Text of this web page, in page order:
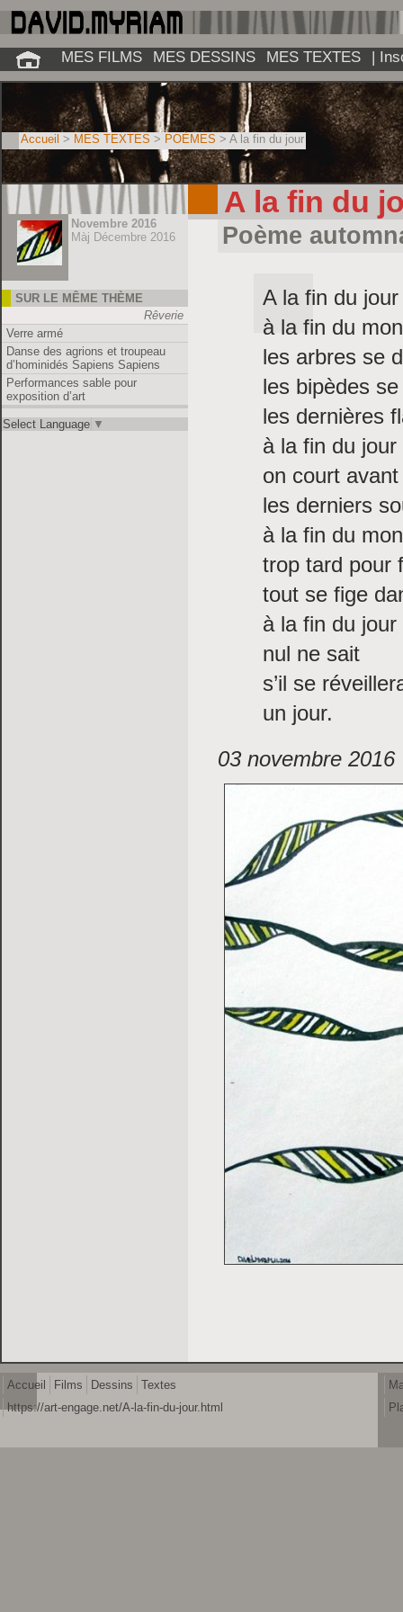
Novembre 2016
Màj Décembre 2016
SUR LE MÊME THÈME
Rêverie
Verre armé
Danse des agrions et troupeau
d’hominidés Sapiens Sapiens
Performances sable pour
exposition d’art
Select Language ▼
A la fin du
Poème
A la fin du jour
à la fin du
les arbres se
les bipèdes
les dernières
à la fin du jour
on court
les derniers
à la fin du
trop tard pour
tout se fige
à la fin du jour
nul ne sait
s’il se
un jour.
03 novembre 2016
Accueil > MES TEXTES > POÈMES > A la fin du jour
Accueil Films Dessins
Textes
https://art-engage.net/A-la-fin-du-jour.html
MES FILMS MES DESSINS MES TEXTES |